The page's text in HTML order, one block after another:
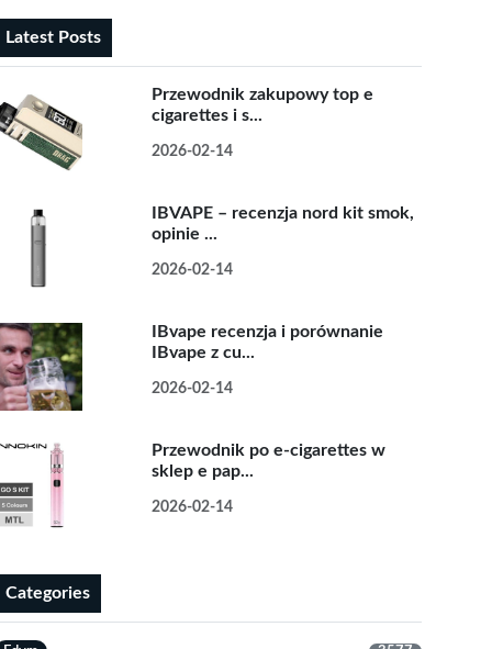
Latest Posts
Przewodnik zakupowy top e
cigarettes i s...
2026-02-14
IBVAPE – recenzja nord kit smok,
opinie ...
2026-02-14
IBvape recenzja i porównanie
IBvape z cu...
2026-02-14
Przewodnik po e-cigarettes w
sklep e pap...
2026-02-14
Categories